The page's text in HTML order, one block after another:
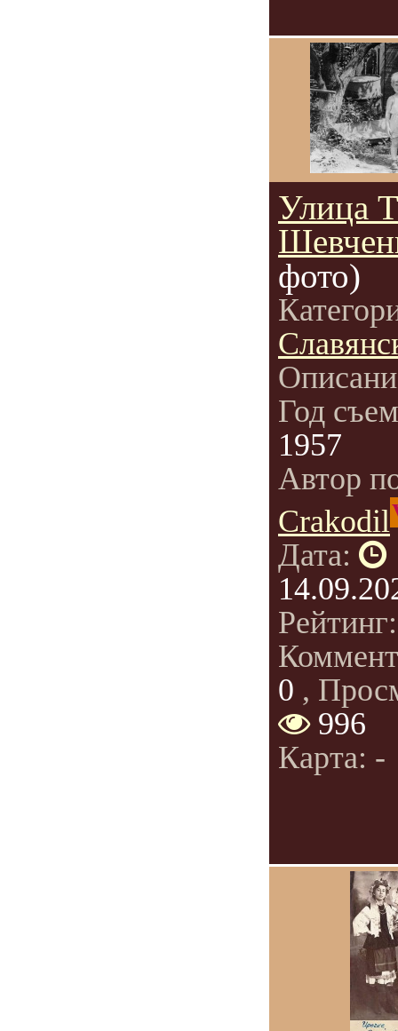
Улица
фото)
Год
1957
Автор
Crakodil
Дата:
0 ,
996
Карта: -